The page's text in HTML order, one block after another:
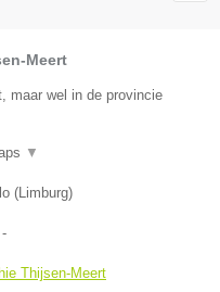
Meert
maar wel in de provincie
▼
(Limburg)
-
Thijsen-Meert